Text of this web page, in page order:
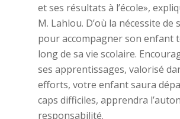
et ses résultats à l’école»,
M. Lahlou. D’où la nécessite de
pour accompagner son enfant
long de sa vie scolaire.
ses apprentissages, valorisé
efforts, votre enfant saura
caps difficiles, apprendra
responsabilité.